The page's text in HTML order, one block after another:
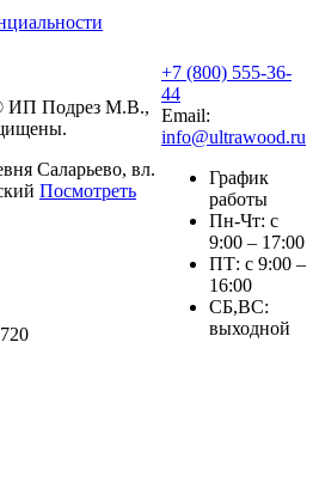
ИП Подрез М.В.,
Саларьево, вл.
Посмотреть
+7 (800) 555-36-
44
Email:
info@ultrawood.ru
График
работы
Пн-Чт: с
9:00 – 17:00
ПТ: с 9:00 –
16:00
СБ,ВС:
выходной